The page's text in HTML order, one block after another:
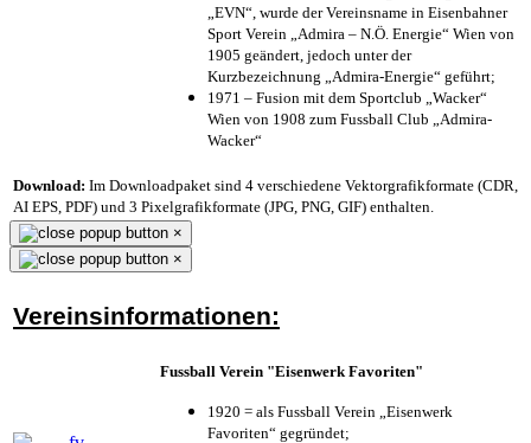
„EVN“, wurde der Vereinsname in Eisenbahner
Sport Verein „Admira – N.Ö. Energie“ Wien von
1905 geändert, jedoch unter der
Kurzbezeichnung „Admira-Energie“ geführt;
1971 – Fusion mit dem Sportclub „Wacker“
Wien von 1908 zum Fussball Club „Admira-
Wacker“
Download: Im Downloadpaket sind 4 verschiedene Vektorgrafikformate (CDR,
AI EPS, PDF) und 3 Pixelgrafikformate (JPG, PNG, GIF) enthalten.
×
×
Vereinsinformationen:
Fussball Verein "Eisenwerk Favoriten"
1920 = als Fussball Verein „Eisenwerk
Favoriten“ gegründet;